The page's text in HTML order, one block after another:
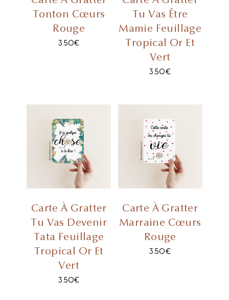
Tonton Cœurs
Rouge
3.50€
Tu Vas Être
Mamie Feuillage
Tropical Or Et
Vert
3.50€
Carte À Gratter
Tu Vas Devenir
Tata Feuillage
Tropical Or Et
Vert
3.50€
Carte À Gratter
Marraine Cœurs
Rouge
3.50€